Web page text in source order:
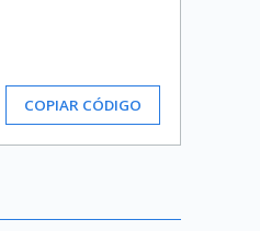
COPIAR CÓDIGO